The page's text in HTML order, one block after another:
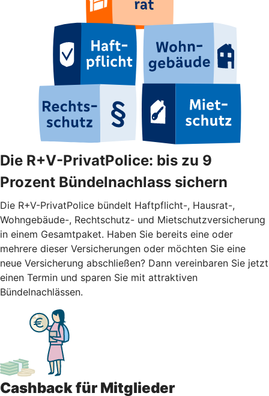
Die R+V-PrivatPolice: bis zu 9
Prozent Bündelnachlass sichern
Die R+V-PrivatPolice bündelt Haftpflicht-, Hausrat-,
Wohngebäude-, Rechtschutz- und Mietschutzversicherung
in einem Gesamtpaket. Haben Sie bereits eine oder
mehrere dieser Versicherungen oder möchten Sie eine
neue Versicherung abschließen? Dann vereinbaren Sie jetzt
einen Termin und sparen Sie mit attraktiven
Bündelnachlässen.
Cashback für Mitglieder